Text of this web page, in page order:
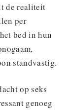
de realiteit
per
bed in hun
standvastig.
op seks
genoeg